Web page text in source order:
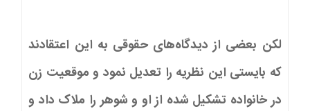
لکن بعضی از دیدگاه‌های حقوقی به این اعتقادند
که بایستی این نظریه را تعدیل نمود و موقعیت زن
در خانواده تشکیل شده از او و شوهر را ملاک داد و